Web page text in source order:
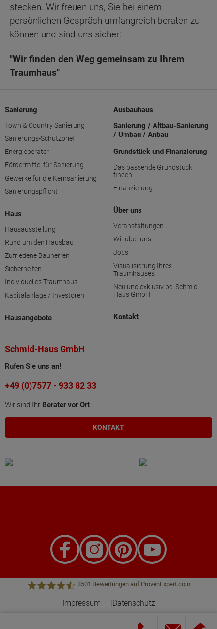
stecken. Wir freuen uns, Sie bei einem
persönlichen Gespräch umfangreich beraten zu
können und sind uns sicher:
"Wir finden den Weg gemeinsam zu Ihrem
Traumhaus"
Sanierung
Town & Country Sanierung
Sanierungs-Schutzbrief
Energieberater
Fördermittel für Sanierung
Gewerke für die Kernsanierung
Sanierungspflicht
Haus
Hausausstellung
Rund um den Hausbau
Zufriedene Bauherren
Sicherheiten
Individuelles Traumhaus
Kapitalanlage / Investoren
Hausangebote
Ausbauhaus
Sanierung / Altbau-Sanierung
/ Umbau / Anbau
Grundstück und Finanzierung
Das passende Grundstück
finden
Finanzierung
Über uns
Veranstaltungen
Wir über uns
Jobs
Visualisierung Ihres
Traumhauses
Neu und exklusiv bei Schmid-
Haus GmbH
Kontakt
Schmid-Haus GmbH
Rufen Sie uns an!
+49 (0)7577 - 933 82 33
Wir sind Ihr Berater vor Ort
KONTAKT
3501 Bewertungen auf ProvenExpert.com
Impressum Datenschutz